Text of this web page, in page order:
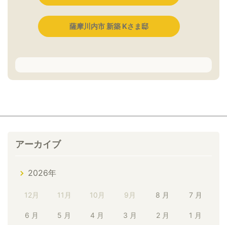
薩摩川内市 新築 Kさま邸
アーカイブ
2026年
12月 11月 10月 9月 8 月 7 月
6 月 5 月 4 月 3 月 2 月 1 月